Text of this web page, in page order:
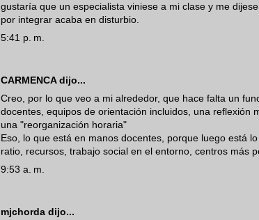
gustaría que un especialista viniese a mi clase y me
por integrar acaba en disturbio.
5:41 p. m.
CARMENCAdijo...
Creo, por lo que veo a mi alrededor, que hace falta un
docentes, equipos de orientación incluidos, una reflexión
una "reorganización horaria"
Eso, lo que está en manos docentes, porque luego está lo
ratio, recursos, trabajo social en el entorno, centros más
9:53 a. m.
mjchorda dijo...